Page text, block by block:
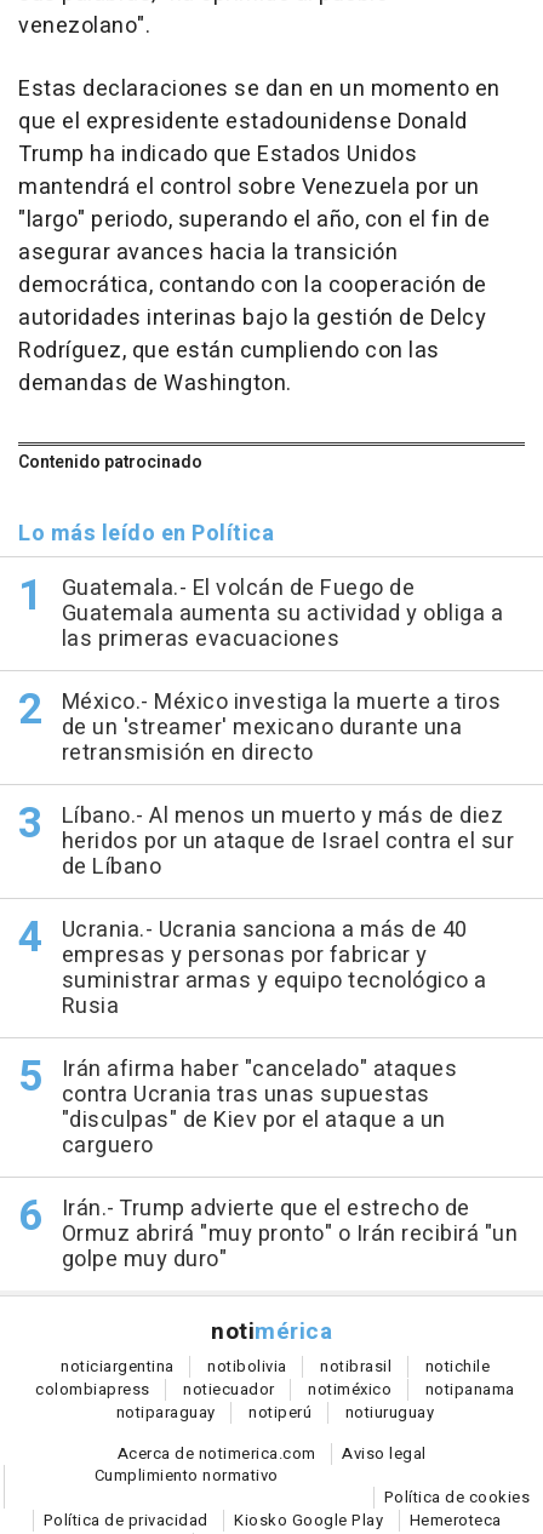
venezolano".
Estas declaraciones se dan en un momento en
que el expresidente estadounidense Donald
Trump ha indicado que Estados Unidos
mantendrá el control sobre Venezuela por un
"largo" periodo, superando el año, con el fin de
asegurar avances hacia la transición
democrática, contando con la cooperación de
autoridades interinas bajo la gestión de Delcy
Rodríguez, que están cumpliendo con las
demandas de Washington.
Contenido patrocinado
Lo más leído en Política
Guatemala.- El volcán de Fuego de
Guatemala aumenta su actividad y obliga a
las primeras evacuaciones
México.- México investiga la muerte a tiros
de un 'streamer' mexicano durante una
retransmisión en directo
Líbano.- Al menos un muerto y más de diez
heridos por un ataque de Israel contra el sur
de Líbano
Ucrania.- Ucrania sanciona a más de 40
empresas y personas por fabricar y
suministrar armas y equipo tecnológico a
Rusia
Irán afirma haber "cancelado" ataques
contra Ucrania tras unas supuestas
"disculpas" de Kiev por el ataque a un
carguero
Irán.- Trump advierte que el estrecho de
Ormuz abrirá "muy pronto" o Irán recibirá "un
golpe muy duro"
notimérica
noticiargentina notibolivia notibrasil notichile
colombiapress notiecuador notiméxico notipanama
notiparaguay notiperú notiuruguay
Acerca de notimerica.com
Aviso legal
Cumplimiento normativo
Política de cookies
Política de privacidad
Kiosko Google Play
Hemeroteca